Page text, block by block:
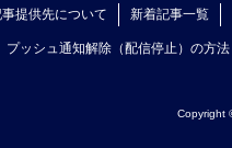
提供先について 新着記事一覧
プッシュ通知解除（配信停止）の方法
Copyright